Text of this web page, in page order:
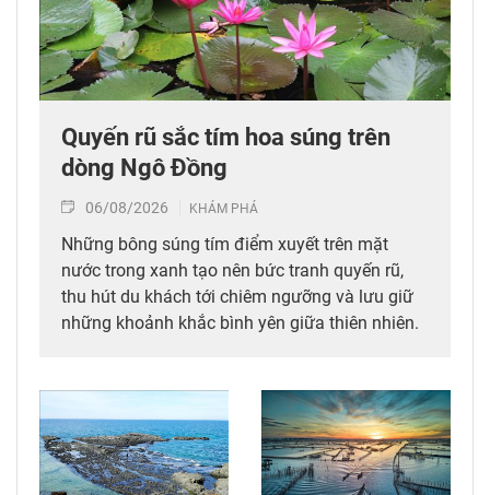
Quyến rũ sắc tím hoa súng trên
dòng Ngô Đồng
06/08/2026 KHÁM PHÁ
Những bông súng tím điểm xuyết trên mặt
nước trong xanh tạo nên bức tranh quyến rũ,
thu hút du khách tới chiêm ngưỡng và lưu giữ
những khoảnh khắc bình yên giữa thiên nhiên.